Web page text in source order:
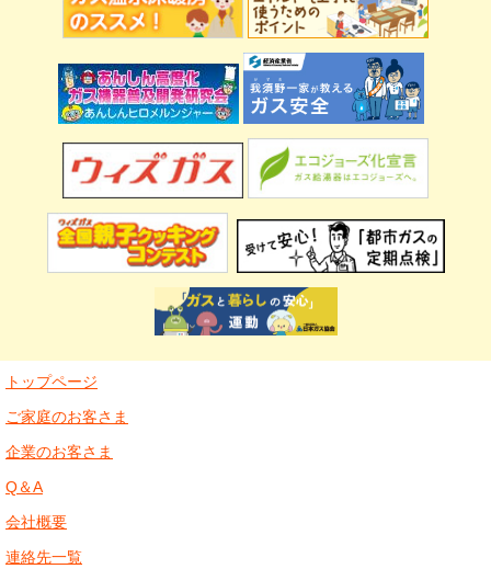
トップページ
ご家庭のお客さま
企業のお客さま
Q＆A
会社概要
連絡先一覧